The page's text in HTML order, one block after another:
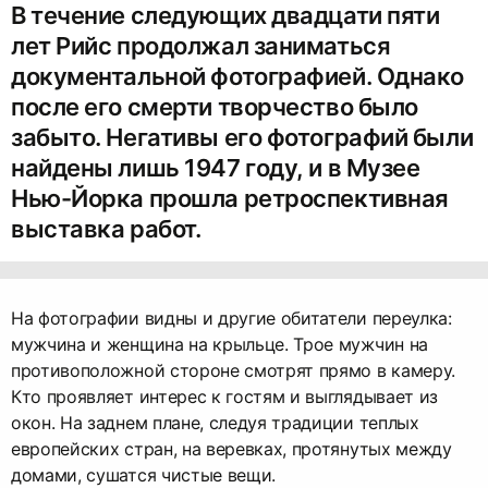
В течение следующих двадцати пяти
лет Рийс продолжал заниматься
документальной фотографией. Однако
после его смерти творчество было
забыто. Негативы его фотографий были
найдены лишь 1947 году, и в Музее
Нью-Йорка прошла ретроспективная
выставка работ.
На фотографии видны и другие обитатели переулка:
мужчина и женщина на крыльце. Трое мужчин на
противоположной стороне смотрят прямо в камеру.
Кто проявляет интерес к гостям и выглядывает из
окон. На заднем плане, следуя традиции теплых
европейских стран, на веревках, протянутых между
домами, сушатся чистые вещи.